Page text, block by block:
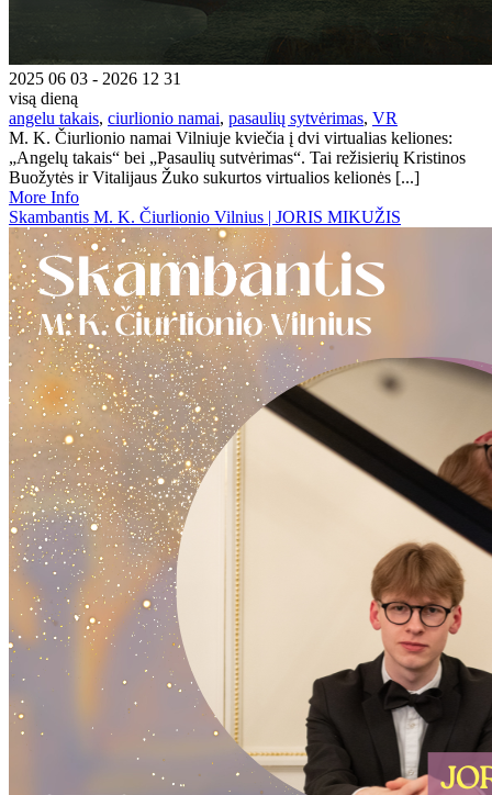
2025 06 03 - 2026 12 31
visą dieną
angelu takais, ciurlionio namai, pasaulių sytvėrimas, VR
M. K. Čiurlionio namai Vilniuje kviečia į dvi virtualias keliones:
„Angelų takais“ bei „Pasaulių sutvėrimas“. Tai režisierių Kristinos
Buožytės ir Vitalijaus Žuko sukurtos virtualios kelionės [...]
More Info
Skambantis M. K. Čiurlionio Vilnius | JORIS MIKUŽIS